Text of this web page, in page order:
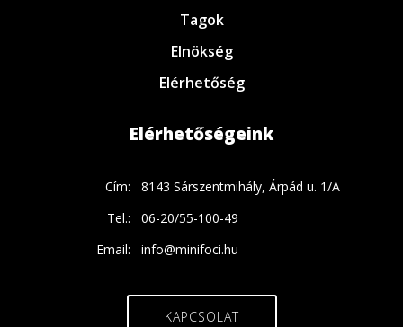
Tagok
Elnökség
Elérhetőség
Elérhetőségeink
Cím:
8143 Sárszentmihály, Árpád u. 1/A
Tel.:
06-20/55-100-49
Email:
info@minifoci.hu
KAPCSOLAT